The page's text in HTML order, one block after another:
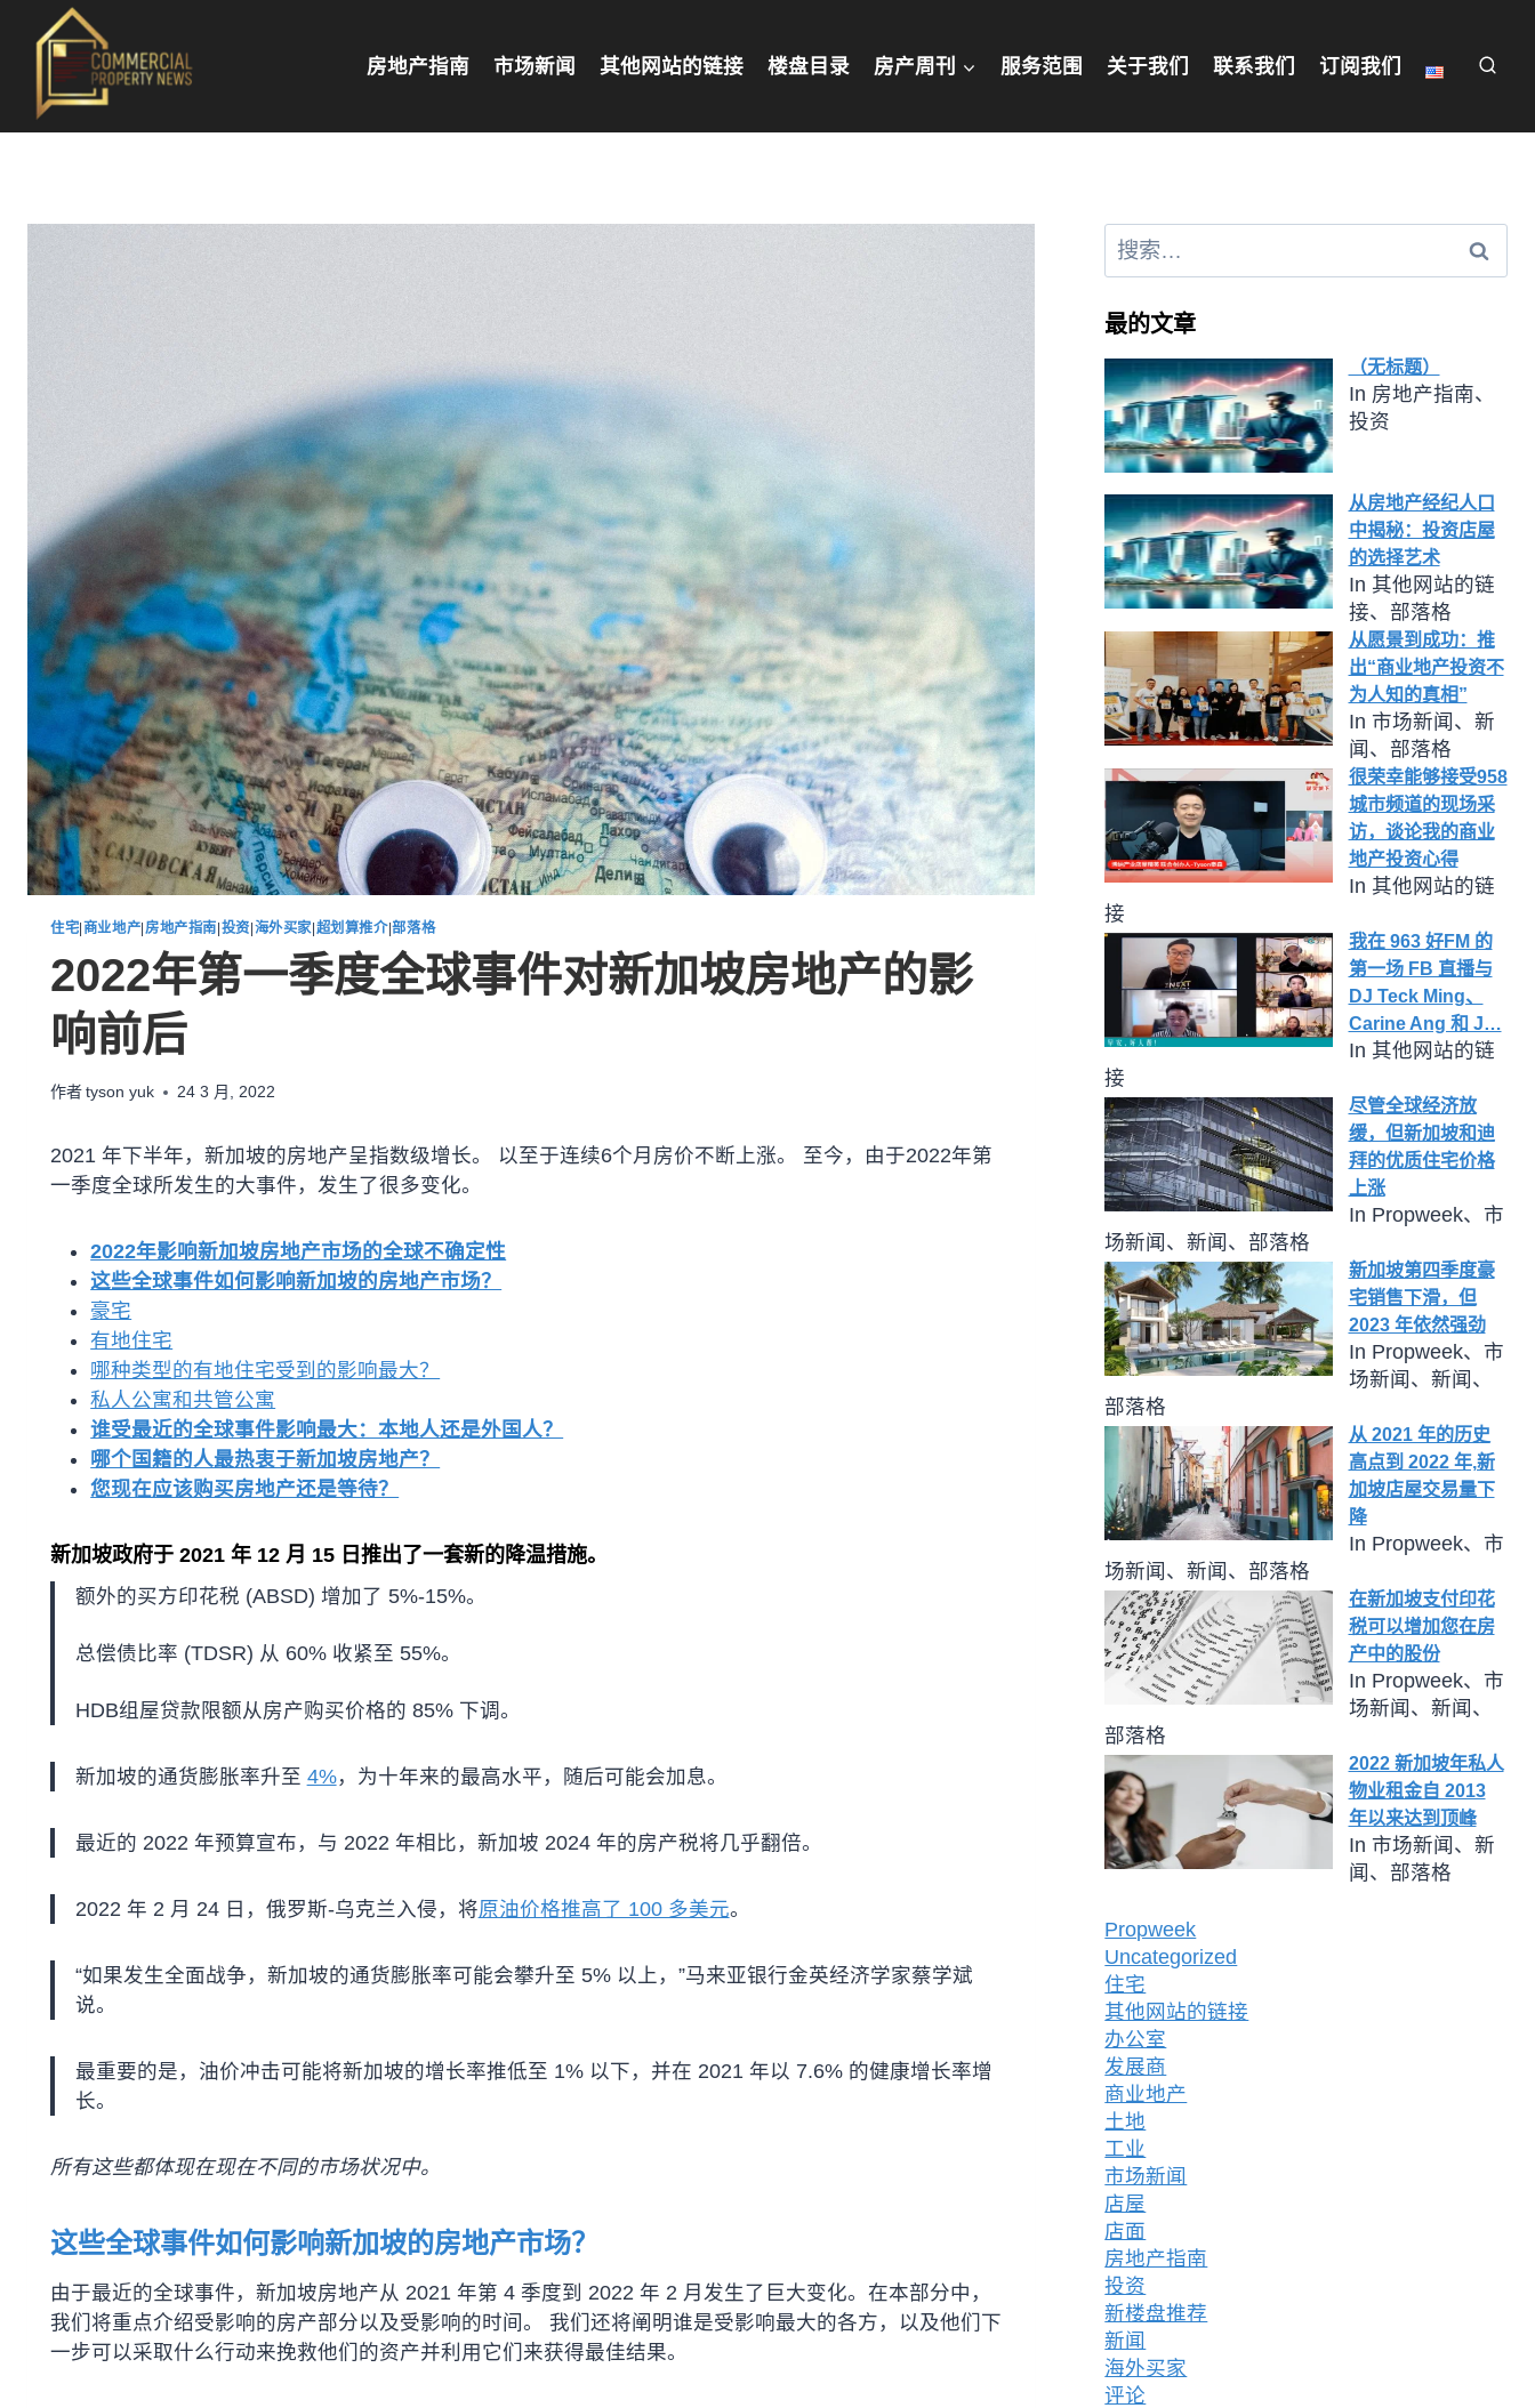
房地产指南 市场新闻 其他网站的链接 楼盘​目录 房产周刊 服务范围 关于我们 联系我们 订阅我们
住宅 商业地产 房地产指南 投资| 海外买家 超划算推介|部落格
2022年第一季度全球事件对新加坡房地产的影
响前后
作者tyson yuk 24 3 月, 2022
2021 年下半年，新加坡的房地产呈指数级增长。 以至于连续6个月房价不断上涨。 至今，由于2022年第
一季度全球所发生的大事件，发生了很多变化。
2022年影响新加坡房地产市场的全球不确定性
这些全球事件如何影响新加坡的房地产市场？
豪宅
有地住宅
哪种类型的有地住宅受到的影响最大？
私人公寓和共管公寓
谁受最近的全球事件影响最大：本地人还是外国人？
哪个国籍的人最热衷于新加坡房地产？
您现在应该购买房地产还是等待？
新加坡政府于 2021 年 12 月 15 日推出了一套新的降温措施。
额外的买方印花税 (ABSD) 增加了 5%-15%。
总偿债比率 (TDSR) 从 60% 收紧至 55%。
HDB组屋贷款限额从房产购买价格的 85% 下调。
新加坡的通货膨胀率升至 4%，为十年来的最高水平，随后可能会加息。
最近的 2022 年预算宣布，与 2022 年相比，新加坡 2024 年的房产税将几乎翻倍。
2022 年 2 月 24 日，俄罗斯-乌克兰入侵，将原油价格推高了 100 多美元。
“如果发生全面战争，新加坡的通货膨胀率可能会攀升至 5% 以上，”马来亚银行金英经济学家蔡学斌
说。
最重要的是，油价冲击可能将新加坡的增长率推低至 1% 以下，并在 2021 年以 7.6% 的健康增长率增
长。
所有这些都体现在现在不同的市场状况中。
这些全球事件如何影响新加坡的房地产市场？
由于最近的全球事件，新加坡房地产从 2021 年第 4 季度到 2022 年 2 月发生了巨大变化。在本部分中，
我们将重点介绍受影响的房产部分以及受影响的时间。 我们还将阐明谁是受影响最大的各方，以及他们下
一步可以采取什么行动来挽救他们的资产并利用它们来获得最佳结果。
最的文章
（无标题）
In 房地产指南、
投资
从房地产经纪人口
中揭秘：投资店屋
的选择艺术
In 其他网站的链
接、部落格
从愿景到成功：推
出“商业地产投资不
为人知的真相”
In 市场新闻、新
闻、部落格
很荣幸能够接受958
城市频道的现场采
访，谈论我的商业
地产投资心得
In 其他网站的链
接
我在 963 好FM 的
第一场 FB 直播与
DJ Teck Ming、
Carine Ang 和 J…
In 其他网站的链
接
尽管全球经济放
缓，但新加坡和迪
拜的优质住宅价格
上涨
In Propweek、市
场新闻、新闻、部落格
新加坡第四季度豪
宅销售下滑，但
2023 年依然强劲
In Propweek、市
场新闻、新闻、
部落格
从 2021 年的历史
高点到 2022 年,新
加坡店屋交易量下
降
In Propweek、市
场新闻、新闻、部落格
在新加坡支付印花
税可以增加您在房
产中的股份
In Propweek、市
场新闻、新闻、
部落格
2022 新加坡年私人
物业租金自 2013
年以来达到顶峰
In 市场新闻、新
闻、部落格
Propweek
Uncategorized
住宅
其他网站的链接
办公室
发展商
商业地产
土地
工业
市场新闻
店屋
店面
房地产指南
投资
新楼盘推荐
新闻
海外买家
评论